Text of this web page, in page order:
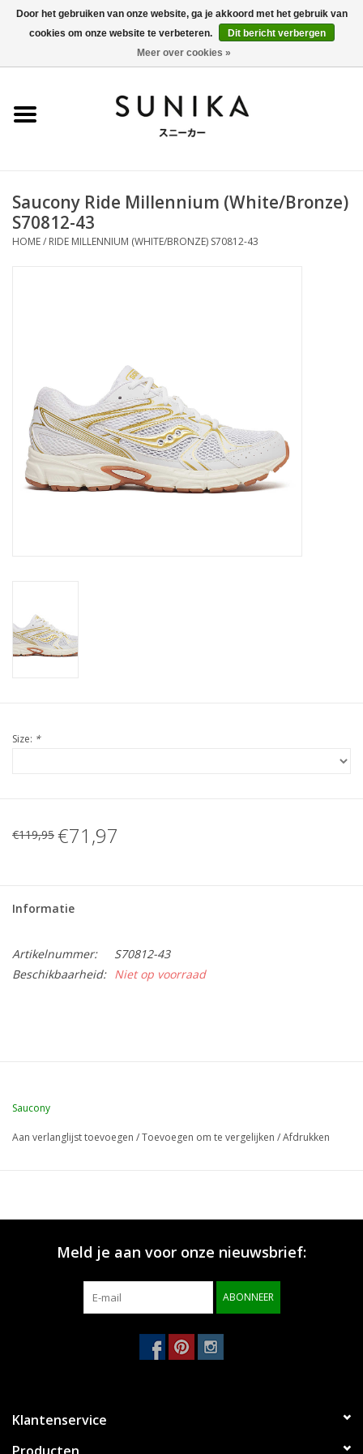
0 Artikelen - €0,00
SALE
Dames
Merken
Saucony Ride Millennium (White/Bronze)
S70812-43
HOME/ RIDE MILLENNIUM (WHITE/BRONZE) S70812-43
Size: *
€119,95 €71,97
Informatie
Artikelnummer:
S70812-43
Beschikbaarheid: Niet op voorraad
Saucony
Aan verlanglijst toevoegen /Toevoegen om te vergelijken /Afdrukken
Meld je aan voor onze nieuwsbrief:
ABONNEER
Klantenservice
Door het gebruiken van onze website, ga je akkoord met het gebruik van
cookies om onze website te verbeteren.
Dit bericht verbergen
Meer over cookies »